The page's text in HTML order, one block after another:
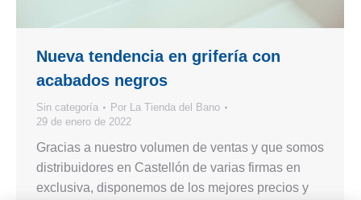
Nueva tendencia en grifería con
acabados negros
Sin categoría Por La Tienda del Bano
29 de enero de 2022
Gracias a nuestro volumen de ventas y que somos
distribuidores en Castellón de varias firmas en
exclusiva, disponemos de los mejores precios y